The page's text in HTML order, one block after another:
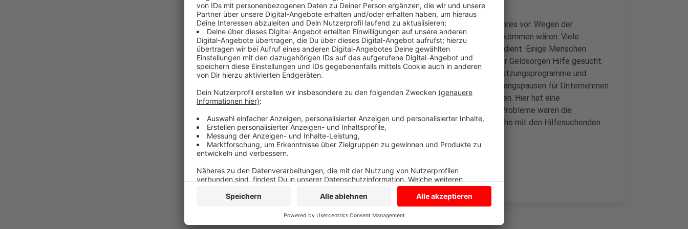
Heute stellt das Bistum Münster eine Bilanz des vergangenen Jahres vor. Wegen der
Pandemie hätten sich Familien gemeldet, die sonst wohl nicht gekommen wären. Viele
Menschen waren von Kurzarbeit betroffen und haben weniger verdient. Einige Menschen
haben auch ihren Job verloren. Viele Familien haben angesichts der Geldsorgen Hilfe gesucht.
Die Beratungsstellen haben sie dann unter anderem über Unterstützungsprogramme und
Beihilfen aufgeklärt. Außerdem habe es wegen Kurzarbeit und Zwangspausen für Unternehmen
häufig Fehler bei der Berechnung des Mutterschutzlohnes gegeben. Hier hat eine
Rechtsexpertin die Familien unterstützt. Wegen der vielen neue Probleme waren die
Beratungen aufwändiger als üblich. Im Schnitt waren drei Gespräche mit den Hilfesuchenden
nötig, um alle Fragen zu klären.
Anzeige